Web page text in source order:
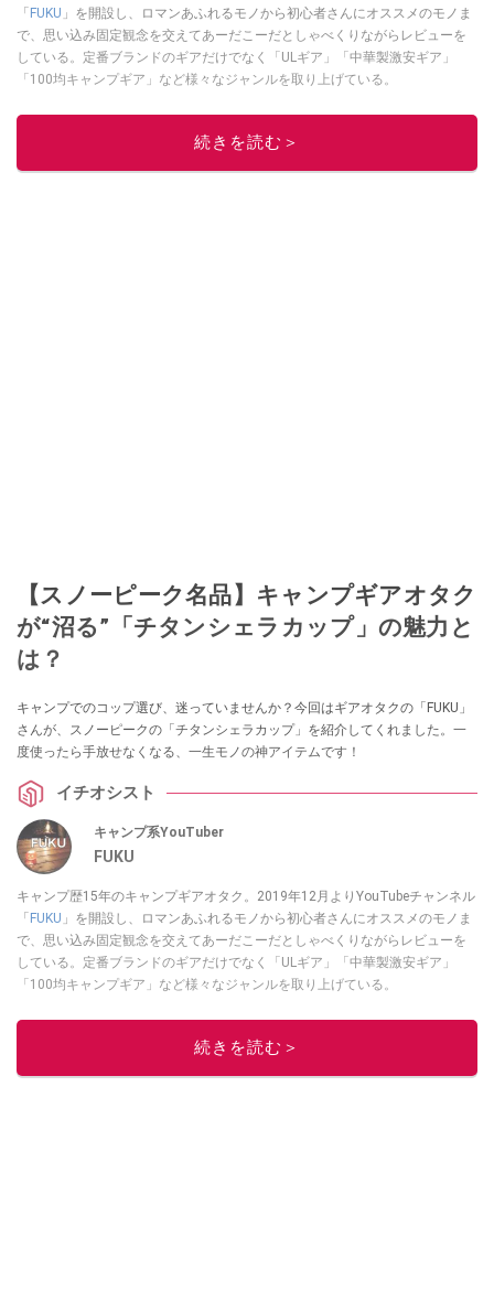
「FUKU 」を開設し、ロマンあふれるモノから初心者さんにオススメのモノま
で、思い込み固定観念を交えてあーだこーだとしゃべくりながらレビューを
している。定番ブランドのギアだけでなく「ULギア」「中華製激安ギア」
「100均キャンプギア」など様々なジャンルを取り上げている。
このイチオシストの他の記事を読む
続きを読む＞
【スノーピーク名品】キャンプギアオタク
が“沼る”「チタンシェラカップ」の魅力と
は？
キャンプでのコップ選び、迷っていませんか？今回はギアオタクの「FUKU」
さんが、スノーピークの「チタンシェラカップ」を紹介してくれました。一
度使ったら手放せなくなる、一生モノの神アイテムです！
イチオシスト
キャンプ系YouTuber
FUKU
キャンプ歴15年のキャンプギアオタク。2019年12月よりYouTubeチャンネル
「FUKU 」を開設し、ロマンあふれるモノから初心者さんにオススメのモノま
で、思い込み固定観念を交えてあーだこーだとしゃべくりながらレビューを
している。定番ブランドのギアだけでなく「ULギア」「中華製激安ギア」
「100均キャンプギア」など様々なジャンルを取り上げている。
このイチオシストの他の記事を読む
続きを読む＞